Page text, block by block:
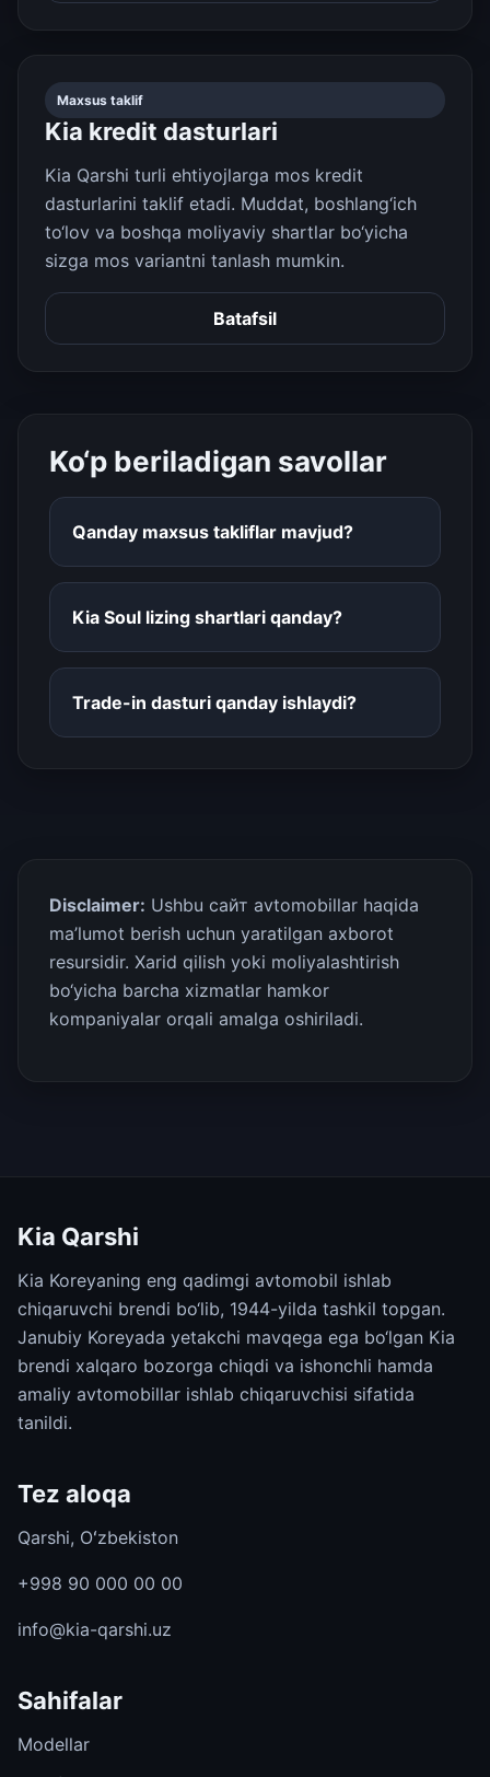
Maxsus taklif
Kia kredit dasturlari
Kia Qarshi turli ehtiyojlarga mos kredit
dasturlarini taklif etadi. Muddat, boshlang‘ich
to‘lov va boshqa moliyaviy shartlar bo‘yicha
sizga mos variantni tanlash mumkin.
Batafsil
Ko‘p beriladigan savollar
Qanday maxsus takliflar mavjud?
Kia Soul lizing shartlari qanday?
Trade-in dasturi qanday ishlaydi?
Disclaimer: Ushbu сайт avtomobillar haqida
ma’lumot berish uchun yaratilgan axborot
resursidir. Xarid qilish yoki moliyalashtirish
bo‘yicha barcha xizmatlar hamkor
kompaniyalar orqali amalga oshiriladi.
Kia Qarshi
Kia Koreyaning eng qadimgi avtomobil ishlab
chiqaruvchi brendi bo‘lib, 1944-yilda tashkil topgan.
Janubiy Koreyada yetakchi mavqega ega bo‘lgan Kia
brendi xalqaro bozorga chiqdi va ishonchli hamda
amaliy avtomobillar ishlab chiqaruvchisi sifatida
tanildi.
Tez aloqa
Qarshi, Oʻzbekiston
+998 90 000 00 00
info@kia-qarshi.uz
Sahifalar
Modellar